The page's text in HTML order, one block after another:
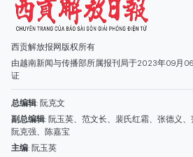
西贡解放报网版权所有
由越南新闻与传播部所属报刊局于2023年09月
证
总编辑: 阮克文
副总编辑: 阮玉英、范文长、裴氏红霜、张德义、
阮克强、陈嘉宝
主编: 阮玉英